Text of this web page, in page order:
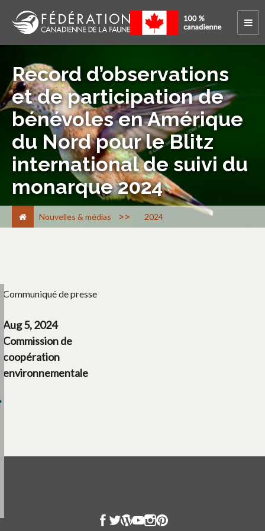
Record d’observations
et de participation de
bénévoles en Amérique
du Nord pour le Blitz
international de suivi du
monarque 2024
Nouvelles & médias > 2024
Communiqué de presse
Aug 5, 2024
Commission de
coopération
environnementale